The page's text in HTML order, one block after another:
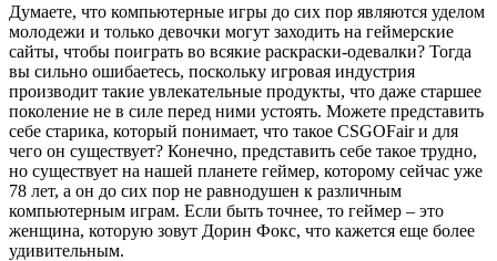
Думаете, что компьютерные игры до сих пор являются уделом
молодежи и только девочки могут заходить на геймерские
сайты, чтобы поиграть во всякие раскраски-одевалки? Тогда
вы сильно ошибаетесь, поскольку игровая индустрия
производит такие увлекательные продукты, что даже старшее
поколение не в силе перед ними устоять. Можете представить
себе старика, который понимает, что такое CSGOFair и для
чего он существует? Конечно, представить себе такое трудно,
но существует на нашей планете геймер, которому сейчас уже
78 лет, а он до сих пор не равнодушен к различным
компьютерным играм. Если быть точнее, то геймер – это
женщина, которую зовут Дорин Фокс, что кажется еще более
удивительным.